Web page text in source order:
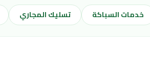
خدمات السباكة تسليك المجاري